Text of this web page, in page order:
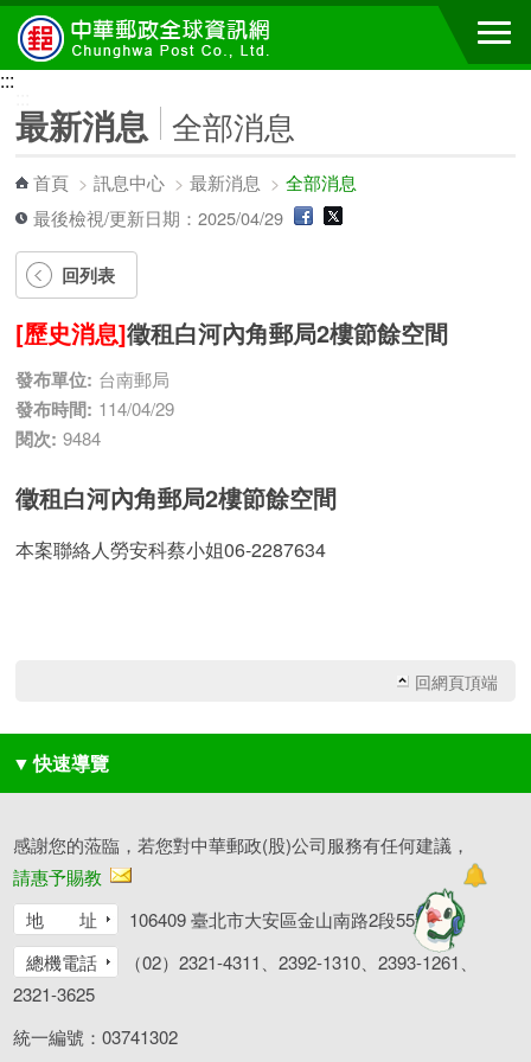
跳到主要內容區塊
:::
最新消息 全部消息
首頁 >訊息中心 >最新消息 >全部消息
最後檢視/更新日期：2025/04/29
回列表
[歷史消息]徵租白河內角郵局2樓節餘空間
發布單位: 台南郵局
發布時間: 114/04/29
閱次: 9484
徵租白河內角郵局2樓節餘空間
本案聯絡人勞安科蔡小姐06-2287634
回網頁頂端
▼ 快速導覽
感謝您的蒞臨，若您對中華郵政(股)公司服務有任何建議，
請惠予賜教
地 址
106409 臺北市大安區金山南路2段55號
總機電話
（02）2321-4311、2392-1310、2393-1261、
2321-3625
統一編號：03741302